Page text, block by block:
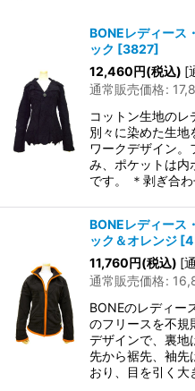
並び順:
絞
BONEレディース
ック [3827]
12,460円(税込) [
通常販売価格:
コットン生地のレ
別々に染めた生地
ワークデザイン。
み、ポケットは内
です。 ＊剥ぎ合
BONEレディース
ック＆オレンジ [
11,760円(税込) [
通常販売価格:
BONEのレディー
のフリースを不規
デザインで、裏地
先から裾先、袖先
おり、目を引く